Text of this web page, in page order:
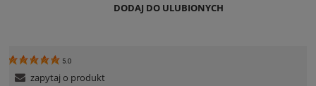
DODAJ DO ULUBIONYCH
5.0
zapytaj o produkt